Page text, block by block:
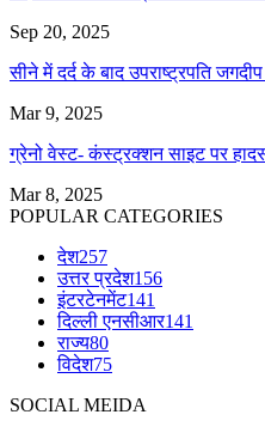
Sep 20, 2025
सीने में दर्द के बाद उपराष्ट्रपति
Mar 9, 2025
ग्रेनो वेस्ट- कंस्ट्रक्शन साइट पर
Mar 8, 2025
POPULAR CATEGORIES
देश257
उत्तर प्रदेश156
इंटरटेनमेंट141
दिल्ली एनसीआर141
राज्य80
विदेश75
SOCIAL MEIDA